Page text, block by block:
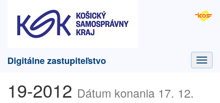
Digitálne zastupiteľstvo
19-2012 Dátum konania 17. 12.